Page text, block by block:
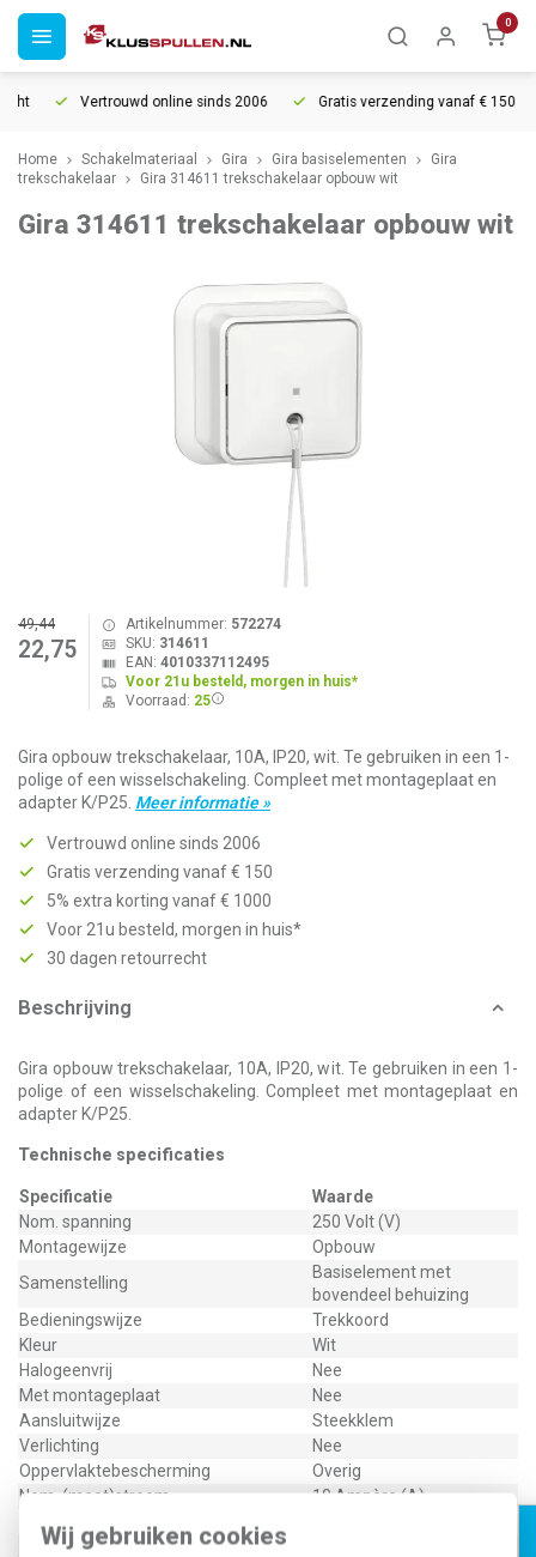
Wij gebruiken cookies
0
Vertrouwd online sinds 2006 Gratis verzending vanaf € 150
Home Schakelmateriaal Gira Gira basiselementen
Gira
trekschakelaar
Gira 314611 trekschakelaar opbouw wit
Gira 314611 trekschakelaar opbouw wit
49,44
22,75
Artikelnummer: 572274
SKU: 314611
EAN: 4010337112495
Voor 21u besteld, morgen in huis*
Voorraad: 25
Gira opbouw trekschakelaar, 10A, IP20, wit. Te gebruiken in een 1-
polige of een wisselschakeling. Compleet met montageplaat en
adapter K/P25. Meer informatie »
Vertrouwd online sinds 2006
Gratis verzending vanaf € 150
5% extra korting vanaf € 1000
Voor 21u besteld, morgen in huis*
30 dagen retourrecht
Beschrijving
Gira opbouw trekschakelaar, 10A, IP20, wit. Te gebruiken in een 1-
polige of een wisselschakeling. Compleet met montageplaat en
adapter K/P25.
Technische specificaties
Specificatie
Waarde
Nom. spanning
250 Volt (V)
Montagewijze
Opbouw
Samenstelling
Basiselement met
bovendeel behuizing
Bedieningswijze
Trekkoord
Kleur
Wit
Halogeenvrij
Nee
Met montageplaat
Nee
Aansluitwijze
Steekklem
Verlichting
Nee
Oppervlaktebescherming
Overig
Nom. (meet)stroom
10 Ampère (A)
Materiaalkwaliteit